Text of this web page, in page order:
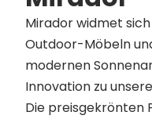
Mirador widmet
Outdoor-Möbeln
modernen
Innovation zu
Die preisgekrönten